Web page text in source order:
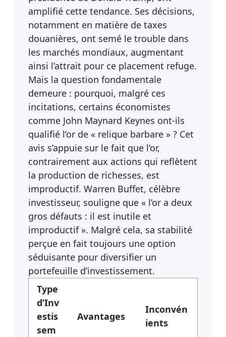
amplifié cette tendance. Ses décisions,
notamment en matière de taxes
douanières, ont semé le trouble dans
les marchés mondiaux, augmentant
ainsi l’attrait pour ce placement refuge.
Mais la question fondamentale
demeure : pourquoi, malgré ces
incitations, certains économistes
comme John Maynard Keynes ont-ils
qualifié l’or de « relique barbare » ? Cet
avis s’appuie sur le fait que l’or,
contrairement aux actions qui reflètent
la production de richesses, est
improductif. Warren Buffet, célèbre
investisseur, souligne que « l’or a deux
gros défauts : il est inutile et
improductif ». Malgré cela, sa stabilité
perçue en fait toujours une option
séduisante pour diversifier un
portefeuille d’investissement.
Type
d’Inv
estis
sem
Avantages
Inconvén
ients